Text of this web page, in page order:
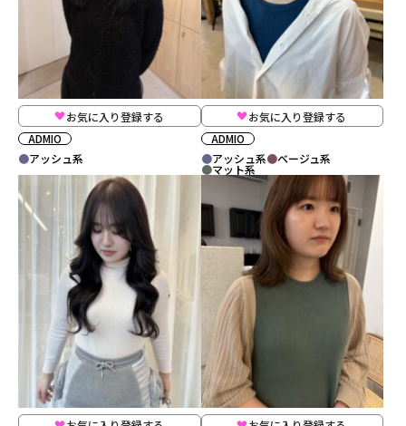
お気に入り登録する
ADMIO
アッシュ系
お気に入り登録する
ADMIO
アッシュ系
ベージュ系
マット系